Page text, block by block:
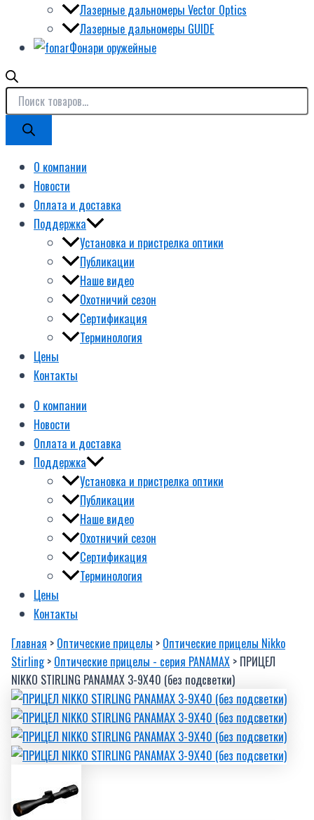
Лазерные дальномеры Vector Optics
Лазерные дальномеры GUIDE
Фонари оружейные
О компании
Новости
Оплата и доставка
Поддержка
Установка и пристрелка оптики
Публикации
Наше видео
Охотничий сезон
Сертификация
Терминология
Цены
Контакты
О компании
Новости
Оплата и доставка
Поддержка
Установка и пристрелка оптики
Публикации
Наше видео
Охотничий сезон
Сертификация
Терминология
Цены
Контакты
Главная > Оптические прицелы > Оптические прицелы Nikko
Stirling> Оптические прицелы - серия PANAMAX > ПРИЦЕЛ
NIKKO STIRLING PANAMAX 3-9X40 (без подсветки)